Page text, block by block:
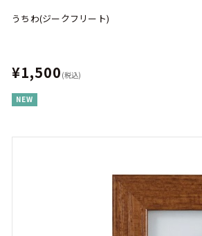
うちわ(ジークフリート)
¥1,500 (税込)
NEW